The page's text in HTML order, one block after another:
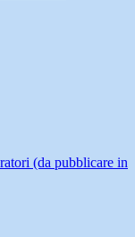
(da pubblicare in